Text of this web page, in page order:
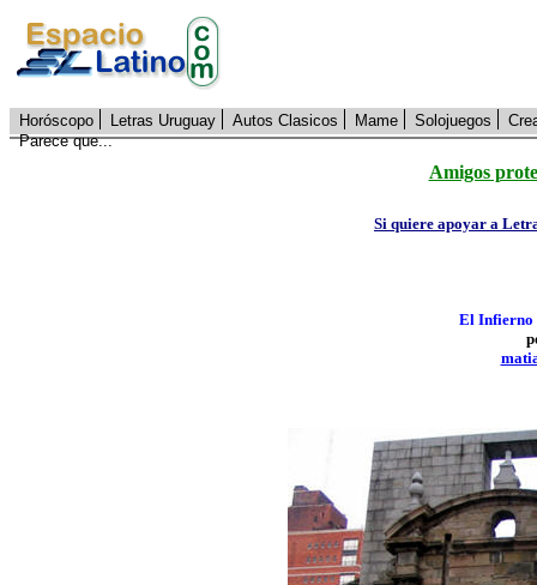
Horóscopo Letras Uruguay Autos Clasicos Mame Solojuegos
Parece que...
Amigos
Si quiere apoyar a
El Infierno